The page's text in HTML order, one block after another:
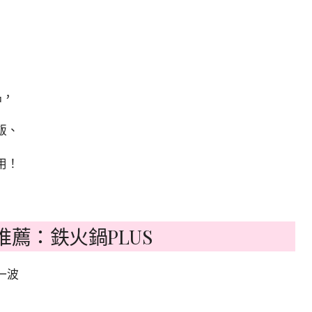
、
！
薦：鉄火鍋PLUS
波